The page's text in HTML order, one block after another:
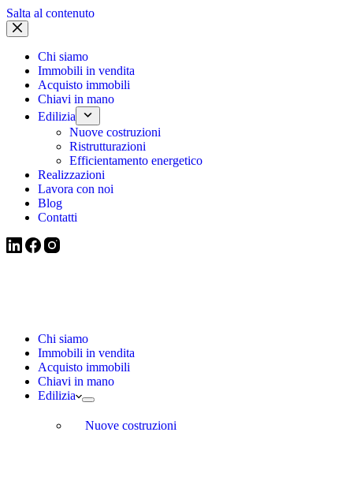
Salta al contenuto
Chi siamo
Immobili in vendita
Acquisto immobili
Chiavi in mano
Edilizia
Nuove costruzioni
Ristrutturazioni
Efficientamento energetico
Realizzazioni
Lavora con noi
Blog
Contatti
Chi siamo
Immobili in vendita
Acquisto immobili
Chiavi in mano
Edilizia
Nuove costruzioni